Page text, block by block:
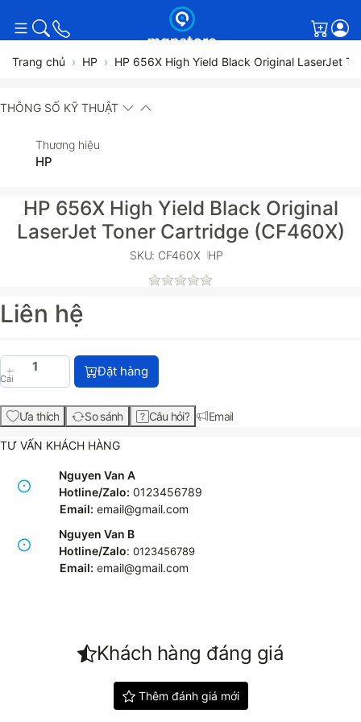
Giỏ
Trang chủ HP HP 656X High Yield Black Original LaserJet
THÔNG SỐ KỸ THUẬT
Thương hiệu
HP
HP 656X High Yield Black Original
LaserJet Toner Cartridge (CF460X)
SKU: CF460X HP
Liên hệ
Cái
HP 656X High Yield Black Original LaserJet
Đặt hàng
Ưa thích So sánh Câu hỏi? Email
TƯ VẤN KHÁCH HÀNG
Nguyen Van A
Hotline/Zalo: 0123456789
Email: email@gmail.com
Nguyen Van B
Hotline/Zalo: 0123456789
Email: email@gmail.com
Khách hàng đáng giá
Thêm đánh giá mới